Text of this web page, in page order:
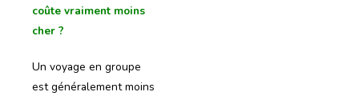
coûte vraiment moins
cher ?
Un voyage en groupe
est généralement moins